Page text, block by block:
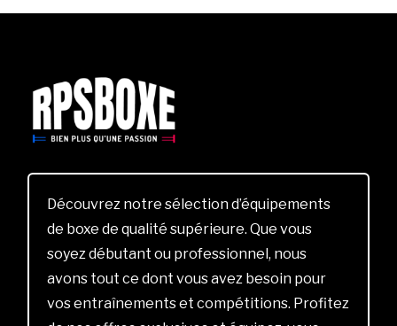
Découvrez notre sélection d’équipements
de boxe de qualité supérieure. Que vous
soyez débutant ou professionnel, nous
avons tout ce dont vous avez besoin pour
vos entraînements et compétitions. Profitez